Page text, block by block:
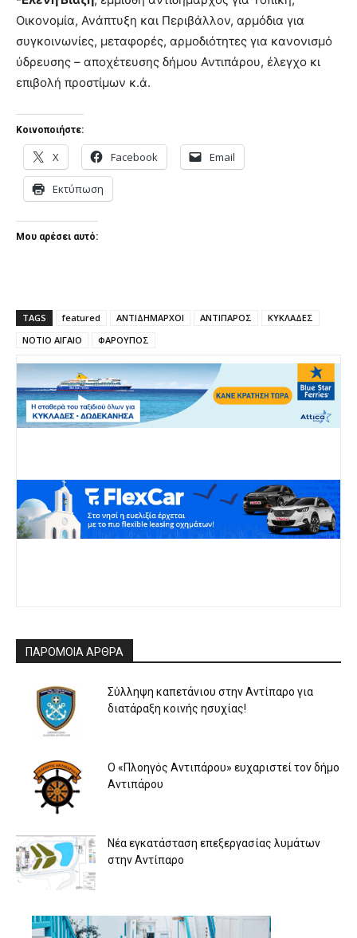
Οικονομία, Ανάπτυξη και Περιβάλλον, αρμόδια για
συγκοινωνίες, μεταφορές, αρμοδιότητες για κανονισμό
ύδρευσης – αποχέτευσης δήμου Αντιπάρου, έλεγχο κι
επιβολή προστίμων κ.ά.
Κοινοποιήστε:
X Facebook Email
Εκτύπωση
Μου αρέσει αυτό:
TAGS featured ΑΝΤΙΔΗΜΑΡΧΟΙ ΑΝΤΙΠΑΡΟΣ
ΚΥΚΛΑΔΕΣ
ΝΟΤΙΟ ΑΙΓΑΙΟ
ΦΑΡΟΥΠΟΣ
ΠΑΡΟΜΟΙΑ ΑΡΘΡΑ
Σύλληψη καπετάνιου στην Αντίπαρο για
διατάραξη κοινής ησυχίας!
Ο «Πλοηγός Αντιπάρου» ευχαριστεί τον δήμο
Αντιπάρου
Νέα εγκατάσταση επεξεργασίας λυμάτων
στην Αντίπαρο